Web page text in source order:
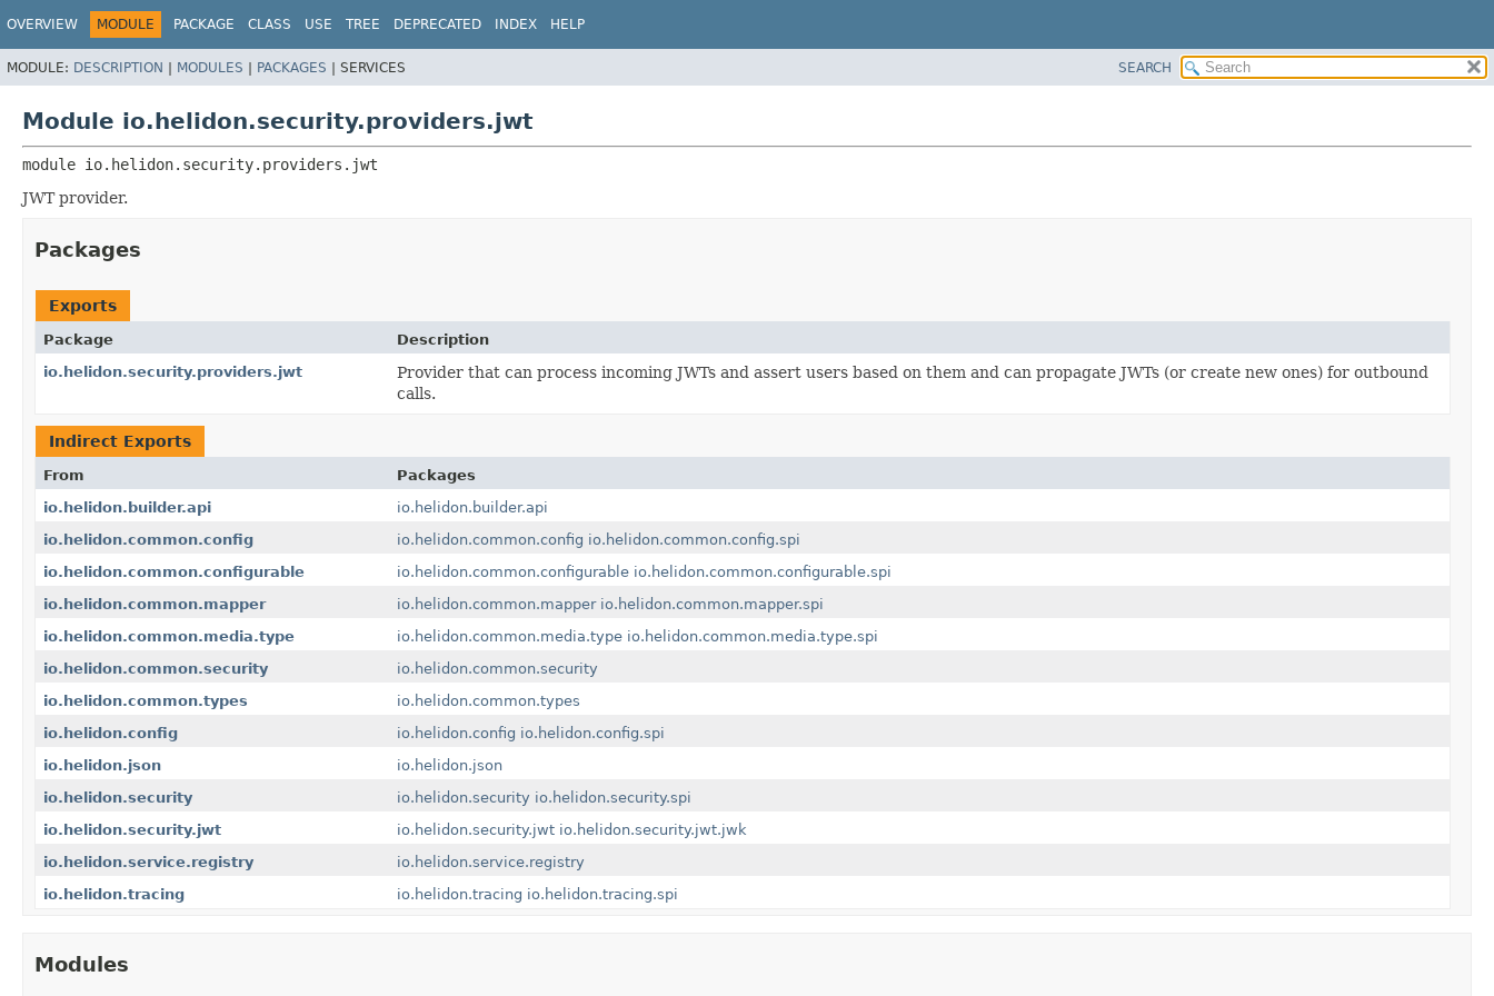
OVERVIEW MODULE PACKAGE CLASS USE TREE DEPRECATED INDEX HELP
MODULE: DESCRIPTION | MODULES | PACKAGES | SERVICES SEARCH
Module io.helidon.security.providers.jwt
module io.helidon.security.providers.jwt
JWT provider.
Packages
Exports
Package
Description
io.helidon.security.providers.jwt
Provider that can process incoming JWTs and assert users based on them and can propagate JWTs (or create new ones) for outbound
calls.
Indirect Exports
From
Packages
io.helidon.builder.api
io.helidon.builder.api
io.helidon.common.config
io.helidon.common.config io.helidon.common.config.spi
io.helidon.common.configurable
io.helidon.common.configurable io.helidon.common.configurable.spi
io.helidon.common.mapper
io.helidon.common.mapper io.helidon.common.mapper.spi
io.helidon.common.media.type
io.helidon.common.media.type io.helidon.common.media.type.spi
io.helidon.common.security
io.helidon.common.security
io.helidon.common.types
io.helidon.common.types
io.helidon.config
io.helidon.config io.helidon.config.spi
io.helidon.json
io.helidon.json
io.helidon.security
io.helidon.security io.helidon.security.spi
io.helidon.security.jwt
io.helidon.security.jwt io.helidon.security.jwt.jwk
io.helidon.service.registry
io.helidon.service.registry
io.helidon.tracing
io.helidon.tracing io.helidon.tracing.spi
Modules